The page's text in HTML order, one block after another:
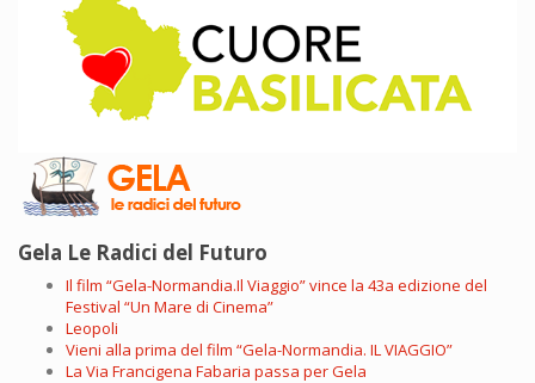
Gela Le Radici del Futuro
Il film “Gela-Normandia.Il Viaggio” vince la 43a edizione del
Festival “Un Mare di Cinema”
Leopoli
Vieni alla prima del film “Gela-Normandia. IL VIAGGIO”
La Via Francigena Fabaria passa per Gela